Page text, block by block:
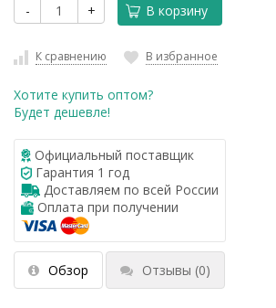
- + В корзину
К сравнению В избранное
Хотите купить оптом?
Будет дешевле!
Официальный поставщик
Гарантия 1 год
Доставляем по всей России
Оплата при получении
Обзор Отзывы (0)